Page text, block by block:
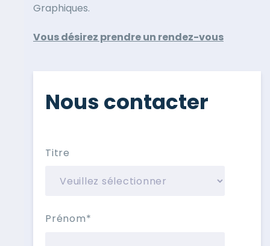
Graphiques.
Vous désirez prendre un rendez-vous
Nous contacter
Titre
Prénom*